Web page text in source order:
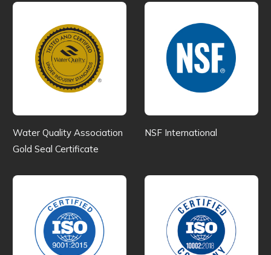
Water Quality Association
Gold Seal Certificate
NSF International